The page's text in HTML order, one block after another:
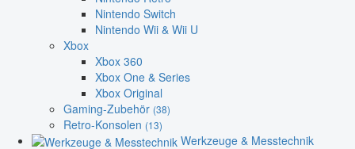
Nintendo Switch
Nintendo Wii & Wii U
Xbox
Xbox 360
Xbox One & Series
Xbox Original
Gaming-Zubehör (38)
Retro-Konsolen (13)
Werkzeuge & Messtechnik